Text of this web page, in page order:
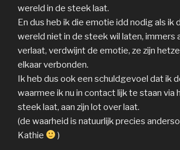
wereld in de steek laat.
En dus heb ik die emotie idd nodig als ik
wereld niet in de steek wil laten, immers
verlaat, verdwijnt de emotie, ze zijn
elkaar verbonden.
Ik heb dus ook een schuldgevoel dat ik
waarmee ik nu in contact lijk te staan via
steek laat, aan zijn lot over laat.
(de waarheid is natuurlijk precies
Kathie
)